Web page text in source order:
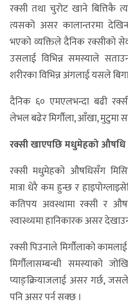
रक्सी तथा चुरोट खाने बित्तिकै
त्यसको असर कालान्तरमा
भएको व्यक्तिले दैनिक रक्सीको
उसलाई विभिन्न समस्याले
शरीरका विभिन्न अंगलाई यसले
दैनिक ६० एमएलभन्दा बढी
लेभल बढेर मिर्गौला, आँखा, मुटुमा
रक्सी खाएपछि मधुमेहको औषधि
रक्सी मधुमेहको औषधिसँग
मात्रा धेरै कम हुन्छ र
कतिपय अवस्थामा रक्सी र
स्वास्थ्यमा हानिकारक असर
रक्सी पिउनाले मिर्गौलाको
मिर्गौलासम्बन्धी समस्याको
प्याङ्क्रियाजलाई असर गर्छ,
पनि असर पर्न सक्छ ।